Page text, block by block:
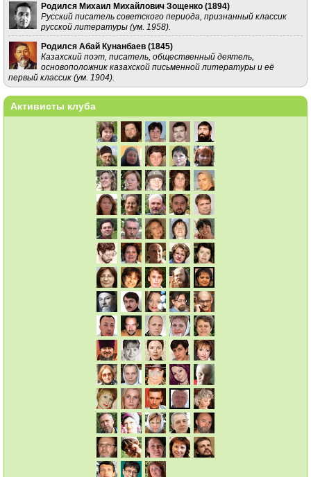
Родился Михаил Михайлович Зощенко (1894)
Русский писатель советского периода, признанный классик
русской литературы (ум. 1958).
Родился Абай Кунанбаев (1845)
Казахский поэт, писатель, общественный деятель,
основоположник казахской письменной литературы и её
первый классик (ум. 1904).
Активисты клуба